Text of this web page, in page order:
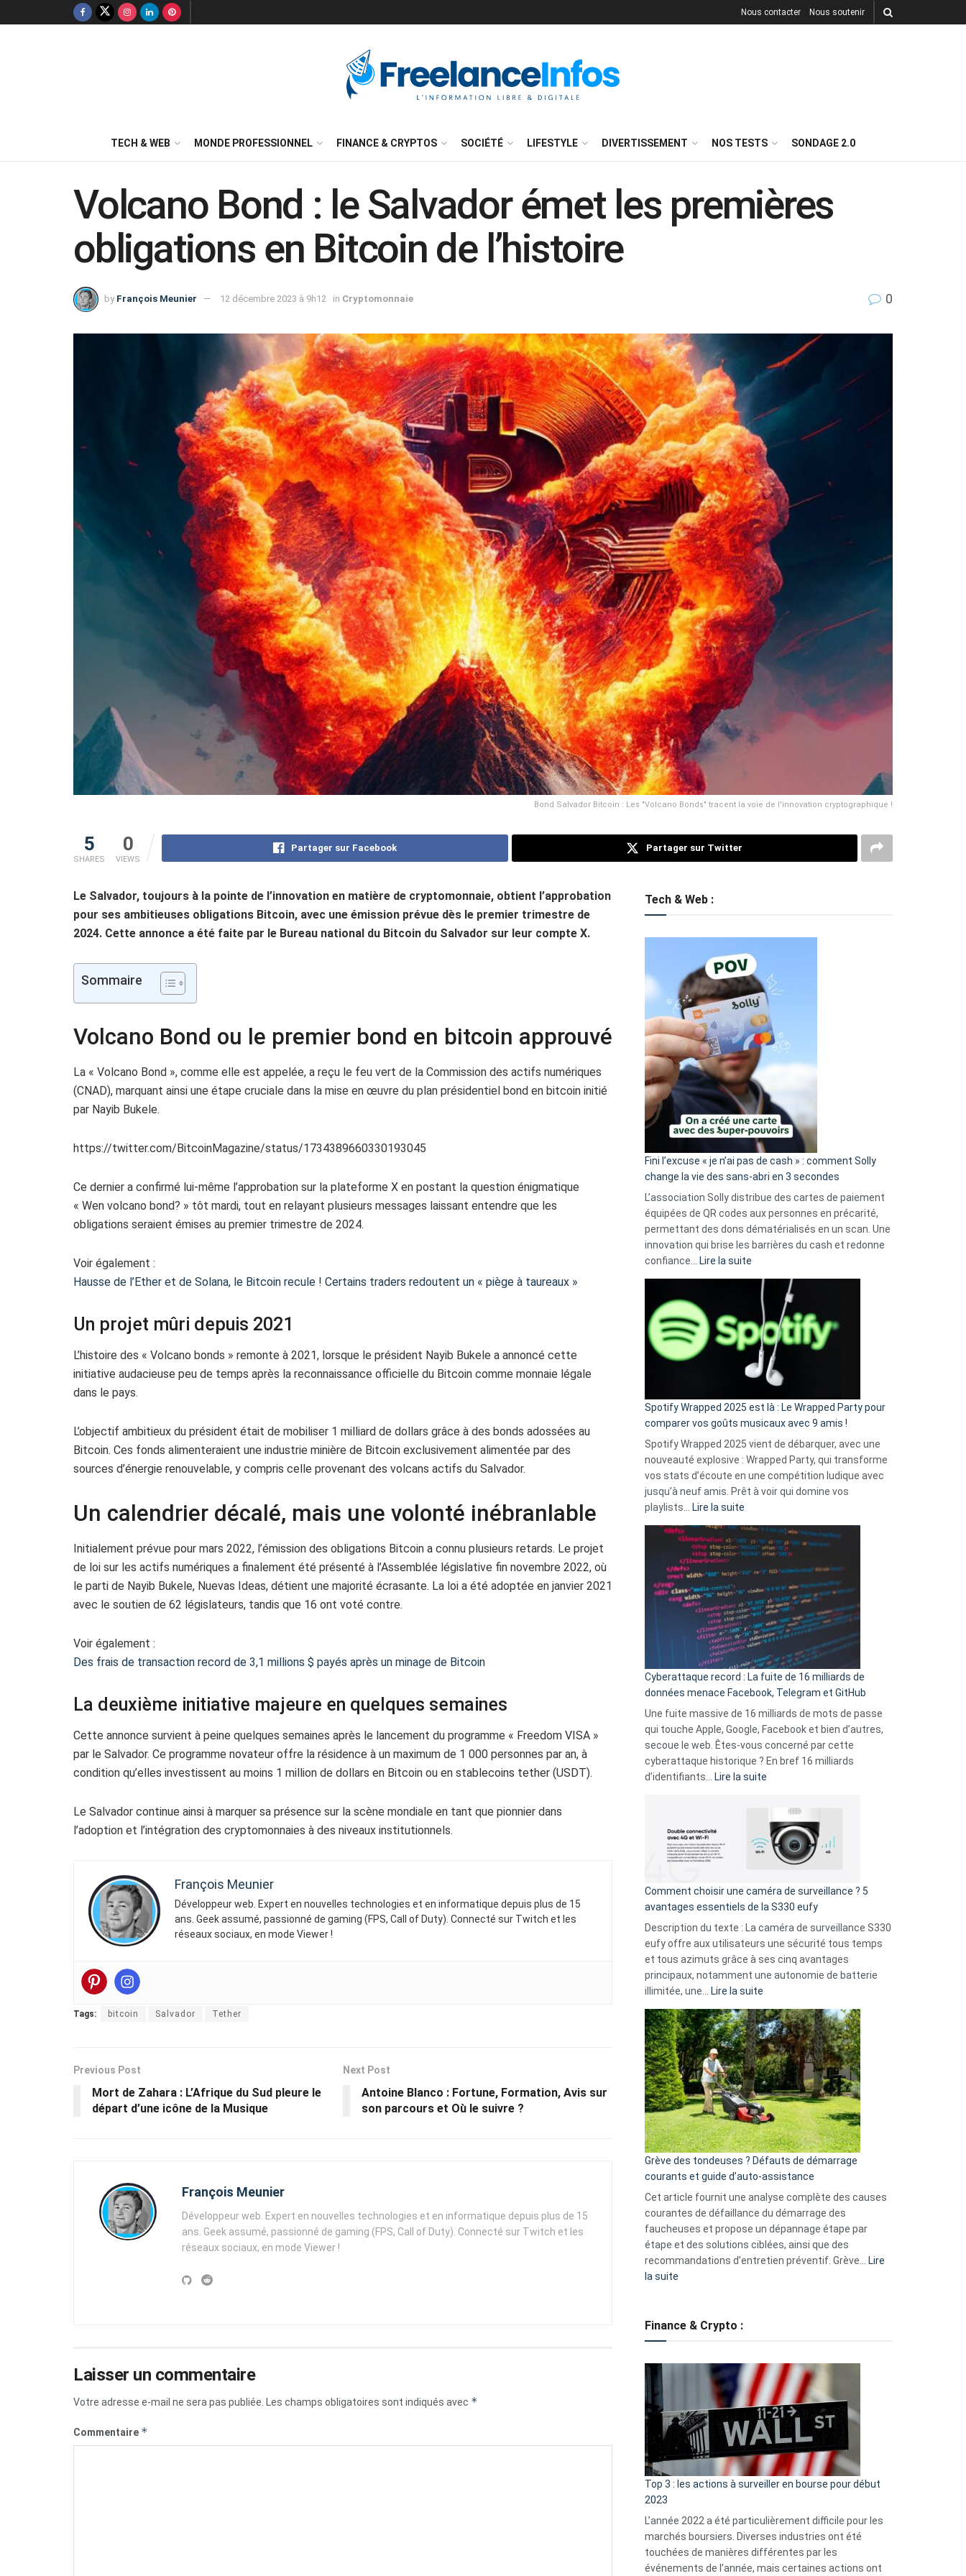
Nous contacter Nous soutenir
TECH & WEB MONDE PROFESSIONNEL FINANCE & CRYPTOS SOCIÉTÉ LIFESTYLE DIVERTISSEMENT NOS TESTS SONDAGE 2.0
Volcano Bond : le Salvador émet les premières
obligations en Bitcoin de l’histoire
by François Meunier 12 décembre 2023 à 9h12 in Cryptomonnaie 0
Bond Salvador Bitcoin : Les "Volcano Bonds" tracent la voie de l'innovation cryptographique !
5
SHARES
0
VIEWS
Partager sur Facebook Partager sur Twitter
Le Salvador, toujours à la pointe de l’innovation en matière de cryptomonnaie, obtient l’approbation
pour ses ambitieuses obligations Bitcoin, avec une émission prévue dès le premier trimestre de
2024. Cette annonce a été faite par le Bureau national du Bitcoin du Salvador sur leur compte X.
Sommaire
Volcano Bond ou le premier bond en bitcoin approuvé
La « Volcano Bond », comme elle est appelée, a reçu le feu vert de la Commission des actifs numériques
(CNAD), marquant ainsi une étape cruciale dans la mise en œuvre du plan présidentiel bond en bitcoin initié
par Nayib Bukele.
https://twitter.com/BitcoinMagazine/status/1734389660330193045
Ce dernier a confirmé lui-même l’approbation sur la plateforme X en postant la question énigmatique
« Wen volcano bond? » tôt mardi, tout en relayant plusieurs messages laissant entendre que les
obligations seraient émises au premier trimestre de 2024.
Voir également :
Hausse de l’Ether et de Solana, le Bitcoin recule ! Certains traders redoutent un « piège à taureaux »
Un projet mûri depuis 2021
L’histoire des « Volcano bonds » remonte à 2021, lorsque le président Nayib Bukele a annoncé cette
initiative audacieuse peu de temps après la reconnaissance officielle du Bitcoin comme monnaie légale
dans le pays.
L’objectif ambitieux du président était de mobiliser 1 milliard de dollars grâce à des bonds adossées au
Bitcoin. Ces fonds alimenteraient une industrie minière de Bitcoin exclusivement alimentée par des
sources d’énergie renouvelable, y compris celle provenant des volcans actifs du Salvador.
Un calendrier décalé, mais une volonté inébranlable
Initialement prévue pour mars 2022, l’émission des obligations Bitcoin a connu plusieurs retards. Le projet
de loi sur les actifs numériques a finalement été présenté à l’Assemblée législative fin novembre 2022, où
le parti de Nayib Bukele, Nuevas Ideas, détient une majorité écrasante. La loi a été adoptée en janvier 2021
avec le soutien de 62 législateurs, tandis que 16 ont voté contre.
Voir également :
Des frais de transaction record de 3,1 millions $ payés après un minage de Bitcoin
La deuxième initiative majeure en quelques semaines
Cette annonce survient à peine quelques semaines après le lancement du programme « Freedom VISA »
par le Salvador. Ce programme novateur offre la résidence à un maximum de 1 000 personnes par an, à
condition qu’elles investissent au moins 1 million de dollars en Bitcoin ou en stablecoins tether (USDT).
Le Salvador continue ainsi à marquer sa présence sur la scène mondiale en tant que pionnier dans
l’adoption et l’intégration des cryptomonnaies à des niveaux institutionnels.
François Meunier
Développeur web. Expert en nouvelles technologies et en informatique depuis plus de 15
ans. Geek assumé, passionné de gaming (FPS, Call of Duty). Connecté sur Twitch et les
réseaux sociaux, en mode Viewer !
Tags: bitcoin Salvador Tether
Previous Post
Mort de Zahara : L’Afrique du Sud pleure le
départ d’une icône de la Musique
Next Post
Antoine Blanco : Fortune, Formation, Avis sur
son parcours et Où le suivre ?
François Meunier
Développeur web. Expert en nouvelles technologies et en informatique depuis plus de 15
ans. Geek assumé, passionné de gaming (FPS, Call of Duty). Connecté sur Twitch et les
réseaux sociaux, en mode Viewer !
Laisser un commentaire
Votre adresse e-mail ne sera pas publiée. Les champs obligatoires sont indiqués avec *
Commentaire *
Tech & Web :
Fini l’excuse « je n’ai pas de cash » : comment Solly
change la vie des sans-abri en 3 secondes
L’association Solly distribue des cartes de paiement
équipées de QR codes aux personnes en précarité,
permettant des dons dématérialisés en un scan. Une
innovation qui brise les barrières du cash et redonne
confiance…
Lire la suite
l’excuse
je
n’ai
pas
de
cash
»
Solly
change
la
vie
sans-
abri
en
3
secondes
Spotify Wrapped 2025 est là : Le Wrapped Party pour
comparer vos goûts musicaux avec 9 amis !
Spotify Wrapped 2025 vient de débarquer, avec une
nouveauté explosive : Wrapped Party, qui transforme
vos stats d’écoute en une compétition ludique avec
jusqu’à neuf amis. Prêt à voir qui domine vos
playlists…
Lire la suite
Wrapped
2025
est
:
Le
Wrapped
Party
pour
comparer
vos
goûts
musicaux
avec
9
amis
Cyberattaque record : La fuite de 16 milliards de
données menace Facebook, Telegram et GitHub
Une fuite massive de 16 milliards de mots de passe
qui touche Apple, Google, Facebook et bien d’autres,
secoue le web. Êtes-vous concerné par cette
cyberattaque historique ? En bref 16 milliards
d’identifiants…
Lire la suite
record
La
fuite
16
milliards
données
menace
Facebook,
Telegram
GitHub
Comment choisir une caméra de surveillance ? 5
avantages essentiels de la S330 eufy
Description du texte : La caméra de surveillance S330
eufy offre aux utilisateurs une sécurité tous temps
et tous azimuts grâce à ses cinq avantages
principaux, notamment une autonomie de batterie
illimitée, une…
Lire la suite
choisir
une
caméra
de
surveillance
?
5
avantages
essentiels
de
la
S330
eufy
Grève des tondeuses ? Défauts de démarrage
courants et guide d’auto-assistance
Cet article fournit une analyse complète des causes
courantes de défaillance du démarrage des
faucheuses et propose un dépannage étape par
étape et des solutions ciblées, ainsi que des
recommandations d’entretien préventif. Grève…
Lire
la suite
tondeuses
démarrage
courants
et
guide
d’auto-
assistance
Finance & Crypto :
Top 3 : les actions à surveiller en bourse pour début
2023
L’année 2022 a été particulièrement difficile pour les
marchés boursiers. Diverses industries ont été
touchées de manières différentes par les
événements de l’année, mais certaines actions ont